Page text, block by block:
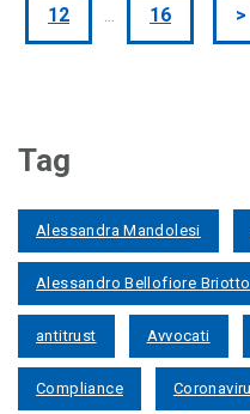
12 ... 16 >
Tag
Alessandra Mandolesi
Alessandro Bellofiore
antitrust Avvocati
Compliance